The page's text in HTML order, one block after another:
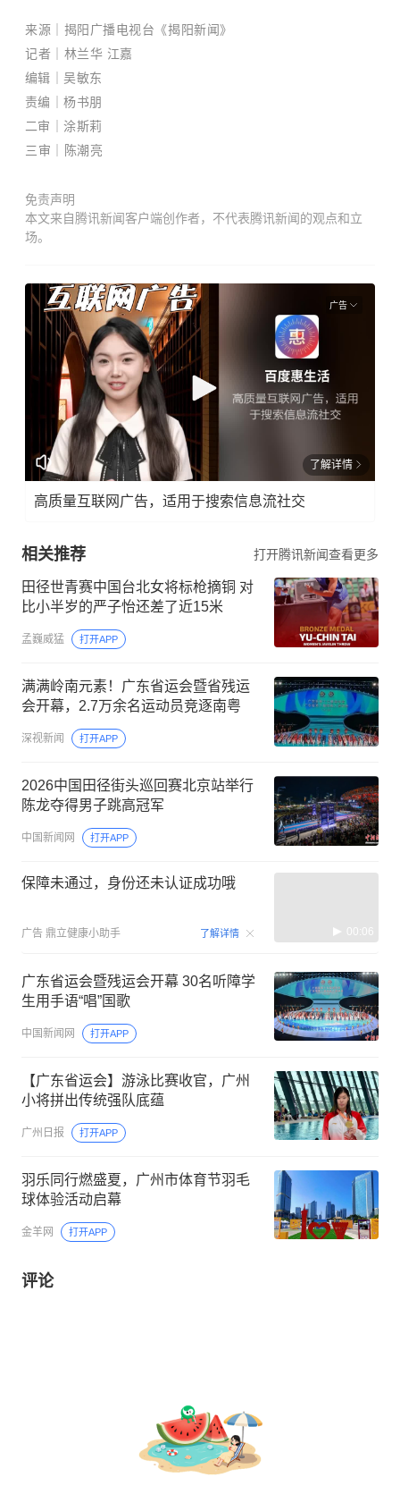
来源 ｜揭阳广播电视台《揭阳新闻》
记者｜ 林兰华 江嘉
编辑｜吴敏东
责编｜杨书朋
二审｜涂斯莉
三审｜
陈潮亮
免责声明
本文来自腾讯新闻客户端创作者，不代表腾讯新闻的观点和立
场。
广告
了解详情
高质量互联网广告，适用于搜索信息流社交
相关推荐 打开腾讯新闻查看更多
田径世青赛中国台北女将标枪摘铜 对
比小半岁的严子怡还差了近15米
孟巍威猛 打开APP
满满岭南元素！广东省运会暨省残运
会开幕，2.7万余名运动员竞逐南粤
深视新闻 打开APP
2026中国田径街头巡回赛北京站举行
陈龙夺得男子跳高冠军
中国新闻网 打开APP
保障未通过，身份还未认证成功哦
广告 鼎立健康小助手 了解详情 00:06
广东省运会暨残运会开幕 30名听障学
生用手语“唱”国歌
中国新闻网 打开APP
【广东省运会】游泳比赛收官，广州
小将拼出传统强队底蕴
广州日报 打开APP
羽乐同行燃盛夏，广州市体育节羽毛
球体验活动启幕
金羊网 打开APP
评论